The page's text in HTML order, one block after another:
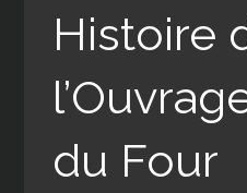
Histoire
du Four